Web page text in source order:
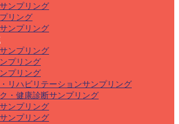
ンプリング
リング
ンプリング
ンプリング
プリング
プリング
リハビリテーションサンプリング
・健康診断サンプリング
ンプリング
ンプリング